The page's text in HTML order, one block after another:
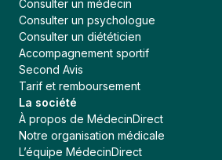
Consulter un médecin
Consulter un psychologue
Consulter un diététicien
Accompagnement sportif
Second Avis
Tarif et remboursement
La société
À propos de MédecinDirect
Notre organisation médicale
L’équipe MédecinDirect